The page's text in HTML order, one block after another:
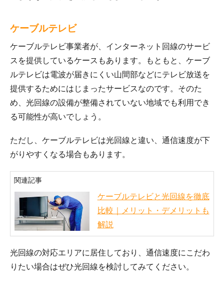
ケーブルテレビ
ケーブルテレビ事業者が、インターネット回線のサービ
スを提供しているケースもあります。もともと、ケーブ
ルテレビは電波が届きにくい山間部などにテレビ放送を
提供するためにはじまったサービスなのです。そのた
め、光回線の設備が整備されていない地域でも利用でき
る可能性が高いでしょう。
ただし、ケーブルテレビは光回線と違い、通信速度が下
がりやすくなる場合もあります。
関連記事
ケーブルテレビと光回線を徹底
比較｜メリット・デメリットも
解説
光回線の対応エリアに居住しており、通信速度にこだわ
りたい場合はぜひ光回線を検討してみてください。